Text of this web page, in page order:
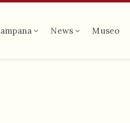
News Museo